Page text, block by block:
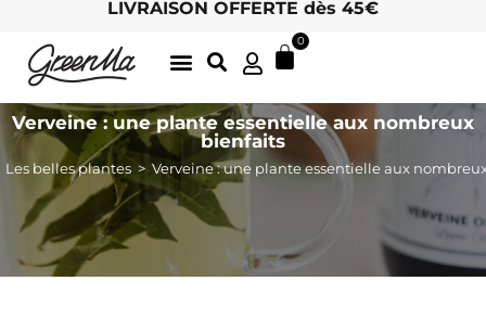
LIVRAISON OFFERTE dès 45€
0
Verveine : une plante essentielle aux nombreux
bienfaits
Les belles plantes > Verveine : une plante essentielle aux